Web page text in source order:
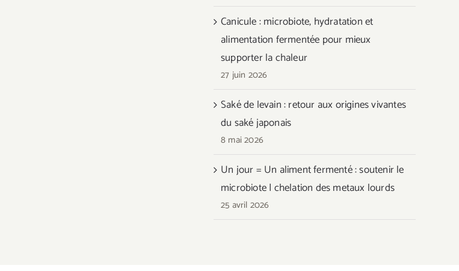
Canicule : microbiote, hydratation et
alimentation fermentée pour mieux
supporter la chaleur
27 juin 2026
Saké de levain : retour aux origines vivantes
du saké japonais
8 mai 2026
Un jour = Un aliment fermenté : soutenir le
microbiote | chelation des metaux lourds
25 avril 2026